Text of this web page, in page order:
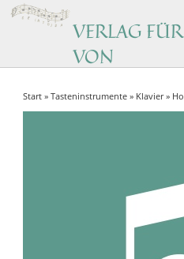
VERLAG
VON
Music by women composers
Start »Tasteninstrumente » Klavier»